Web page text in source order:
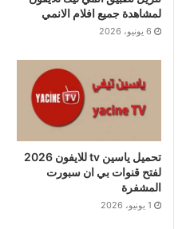
لمشاهدة جميع افلام الانمي
6 يونيو، 2026
تحميل ياسين tv للايفون 2026
لفتح قنوات بي ان سبورت
المشفرة
1 يونيو، 2026